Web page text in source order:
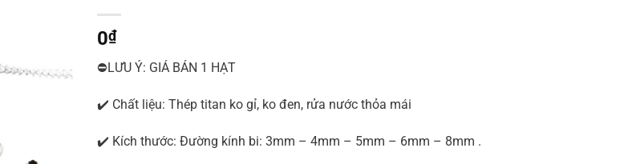
0₫
⛔LƯU Ý: GIÁ BÁN 1 HẠT
✔️ Chất liệu: Thép titan ko gỉ, ko đen, rửa nước thỏa mái
✔️ Kích thước: Đường kính bi: 3mm – 4mm – 5mm – 6mm – 8mm .